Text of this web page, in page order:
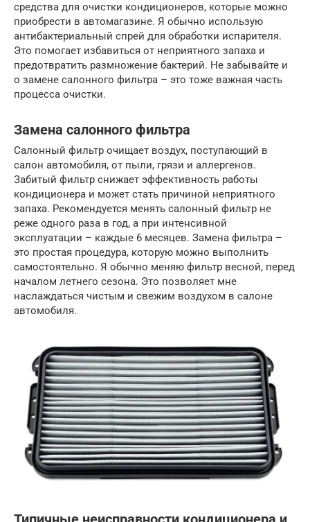
средства для очистки кондиционеров, которые можно
приобрести в автомагазине. Я обычно использую
антибактериальный спрей для обработки испарителя.
Это помогает избавиться от неприятного запаха и
предотвратить размножение бактерий. Не забывайте и
о замене салонного фильтра – это тоже важная часть
процесса очистки.
Замена салонного фильтра
Салонный фильтр очищает воздух, поступающий в
салон автомобиля, от пыли, грязи и аллергенов.
Забитый фильтр снижает эффективность работы
кондиционера и может стать причиной неприятного
запаха. Рекомендуется менять салонный фильтр не
реже одного раза в год, а при интенсивной
эксплуатации – каждые 6 месяцев. Замена фильтра –
это простая процедура, которую можно выполнить
самостоятельно. Я обычно меняю фильтр весной, перед
началом летнего сезона. Это позволяет мне
наслаждаться чистым и свежим воздухом в салоне
автомобиля.